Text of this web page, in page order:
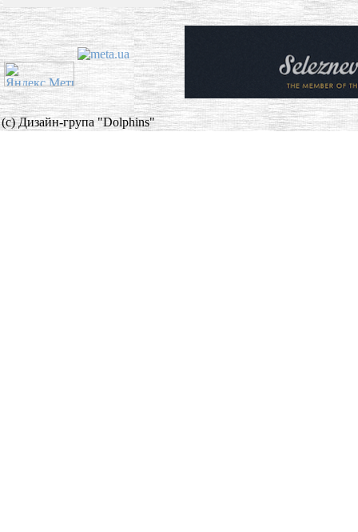
(c) Дизайн-група "Dolphins"